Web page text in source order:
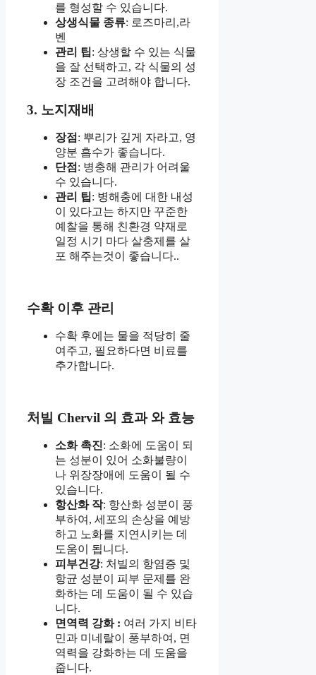
를 형성할 수 있습니다.
상생식물 종류: 로즈마리,라
벤
관리 팁: 상생할 수 있는 식물
을 잘 선택하고, 각 식물의 성
장 조건을 고려해야 합니다.
3. 노지재배
장점 : 뿌리가 깊게 자라고, 영
양분 흡수가 좋습니다.
단점 : 병충해 관리가 어려울
수 있습니다.
관리 팁: 병해충에 대한 내성
이 있다고는 하지만 꾸준한
예찰을 통해 친환경 약재로
일정 시기 마다 살충제를 살
포 해주는것이 좋습니다..
수확 이후 관리
수확 후에는 물을 적당히 줄
여주고, 필요하다면 비료를
추가합니다.
처빌 Chervil 의 효과 와 효능
소화 촉진: 소화에 도움이 되
는 성분이 있어 소화불량이
나 위장장애에 도움이 될 수
있습니다.
항산화 작: 항산화 성분이 풍
부하여, 세포의 손상을 예방
하고 노화를 지연시키는 데
도움이 됩니다.
피부건강: 처빌의 항염증 및
항균 성분이 피부 문제를 완
화하는 데 도움이 될 수 있습
니다.
면역력 강화 : 여러 가지 비타
민과 미네랄이 풍부하여, 면
역력을 강화하는 데 도움을
줍니다.